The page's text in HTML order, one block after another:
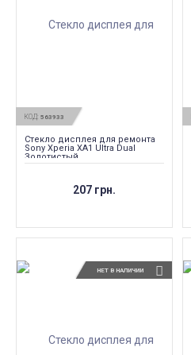
КОД: 563933
Стекло дисплея для ремонта
Sony Xperia XA1 Ultra Dual
Золотистый
207 грн.
НЕТ В НАЛИЧИИ